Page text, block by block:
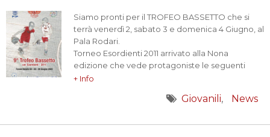
Siamo pronti per il TROFEO BASSETTO che si
terrà venerdì 2, sabato 3 e domenica 4 Giugno, al
Pala Rodari.
Torneo Esordienti 2011 arrivato alla Nona
edizione che vede protagoniste le seguenti
squadre:
Basket Mestre – Settore Giovanile – MBA
+ Info
Giovanili News